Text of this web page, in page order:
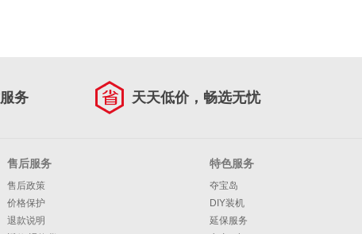
务 天天低价，畅选无忧
售后服务
售后政策
价格保护
退款说明
特色服务
夺宝岛
DIY装机
延保服务